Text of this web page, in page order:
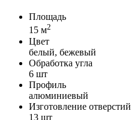
Площадь
15 м2
Цвет
белый, бежевый
Обработка угла
6 шт
Профиль
алюминиевый
Изготовление отверстий
13 шт